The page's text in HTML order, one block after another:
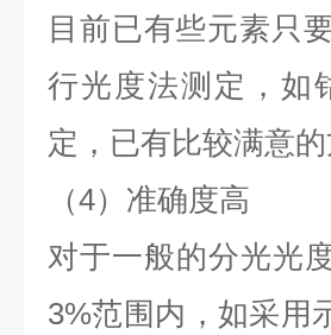
目前已有些元素只
行光度法测定，如
定，已有比较满意的
（4）准确度高
对于一般的分光光
3%范围内，如采用